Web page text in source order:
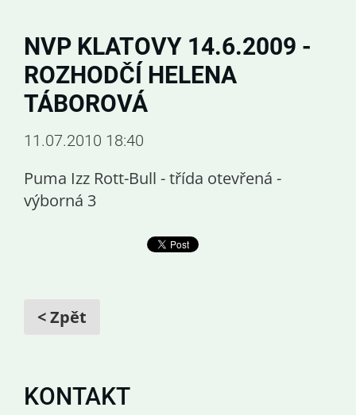
NVP KLATOVY 14.6.2009 -
ROZHODČÍ HELENA
TÁBOROVÁ
11.07.2010 18:40
Puma Izz Rott-Bull - třída otevřená -
výborná 3
< Zpět
KONTAKT